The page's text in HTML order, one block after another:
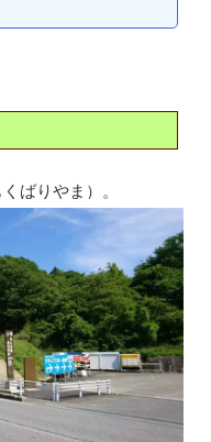
ばりやま）。